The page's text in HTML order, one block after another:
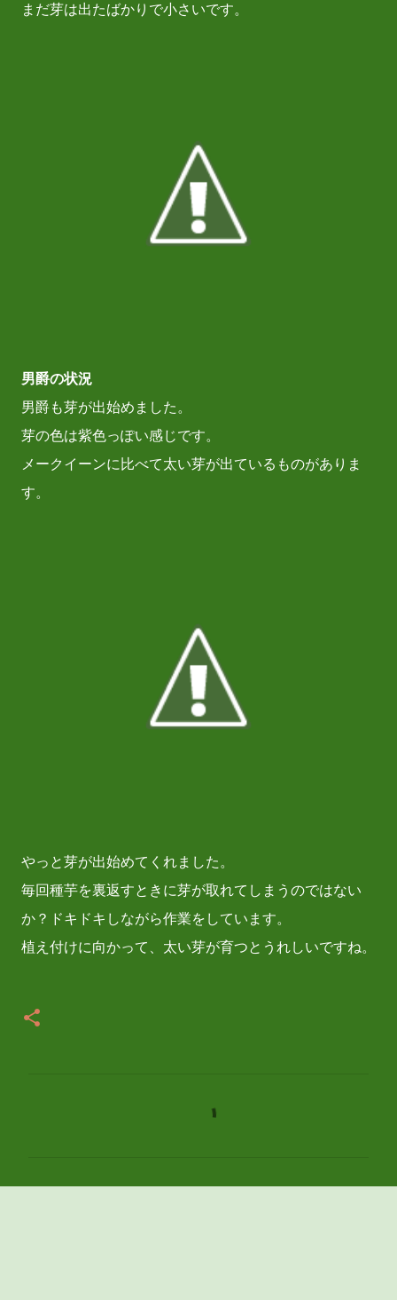
まだ芽は出たばかりで小さいです。
男爵の状況
男爵も芽が出始めました。
芽の色は紫色っぽい感じです。
メークイーンに比べて太い芽が出ているものがありま
す。
やっと芽が出始めてくれました。
毎回種芋を裏返すときに芽が取れてしまうのではない
か？ドキドキしながら作業をしています。
植え付けに向かって、太い芽が育つとうれしいですね。